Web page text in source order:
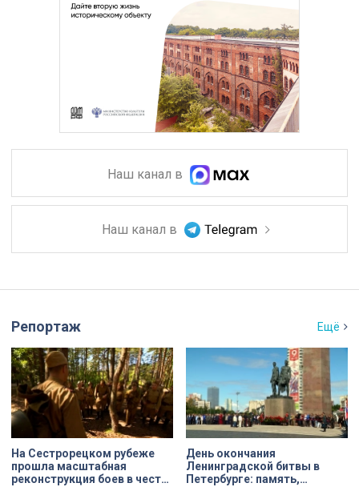
Наш канал в
Наш канал в
Репортаж Ещё
На Сестрорецком рубеже
прошла масштабная
реконструкция боев в честь
День окончания
Ленинградской битвы в
Петербурге: память,